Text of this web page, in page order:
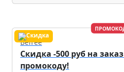
Befree
Скидка -500 руб на
промокоду!